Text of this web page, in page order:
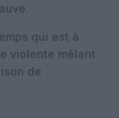
qui est à
violente mêlant
de